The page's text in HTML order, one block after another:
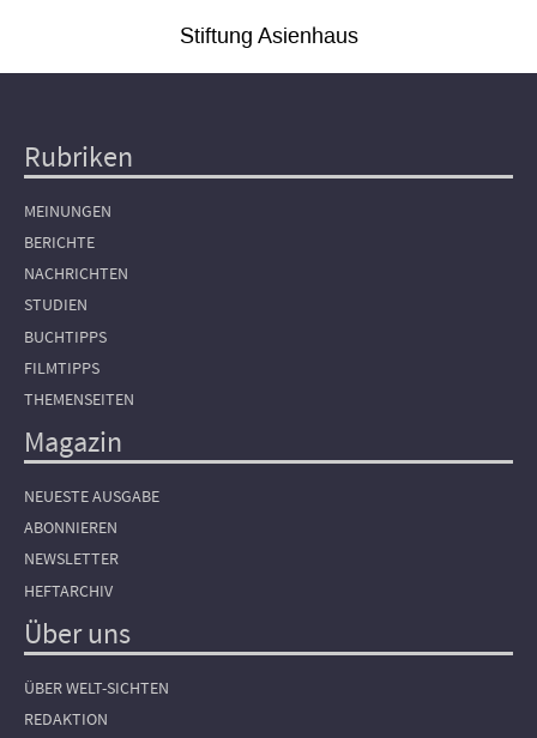
Stiftung Asienhaus
Hauptnavigation
Rubriken
MEINUNGEN
BERICHTE
NACHRICHTEN
STUDIEN
BUCHTIPPS
FILMTIPPS
THEMENSEITEN
Magazin
NEUESTE AUSGABE
ABONNIEREN
NEWSLETTER
HEFTARCHIV
Über uns
ÜBER WELT-SICHTEN
REDAKTION